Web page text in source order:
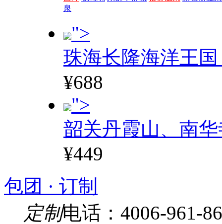
泉
">
珠海长隆海洋王
¥688
">
韶关丹霞山、南
¥449
包团 · 订制
定制电话：4006-961-